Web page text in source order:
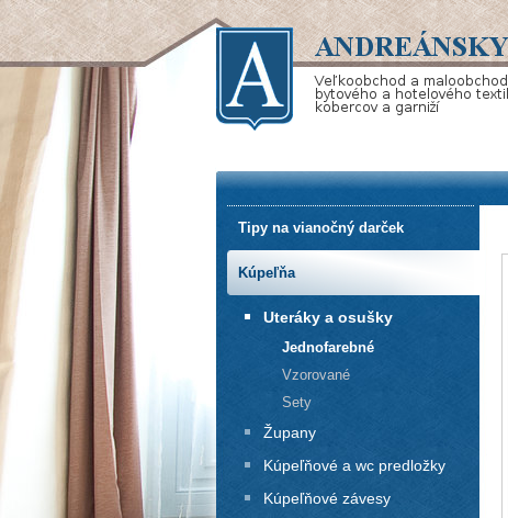
Tipy na vianočný darček
Kúpeľňa
Uteráky a osušky
Jednofarebné
Vzorované
Sety
Župany
Kúpeľňové a wc predložky
Kúpeľňové závesy